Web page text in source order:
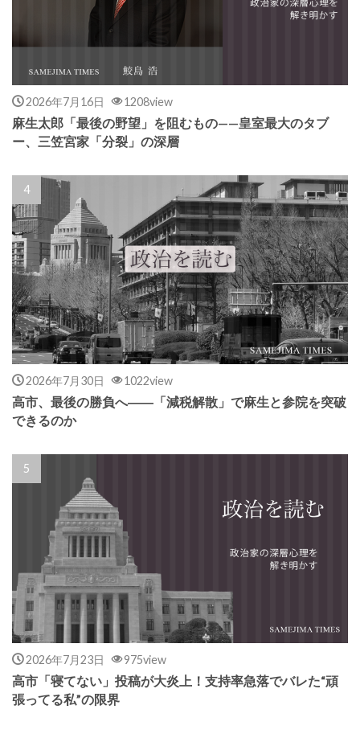
2026年7月16日 1208view
麻生太郎「最後の野望」を阻むもの——皇室最大のタブ
ー、三笠宮家「分裂」の深層
2026年7月30日 1022view
高市、最後の勝負へ――「減税解散」で麻生と参院を突破
できるのか
2026年7月23日 975view
高市「寝てない」投稿が大炎上！支持率急落でバレた“頑
張ってる私”の限界